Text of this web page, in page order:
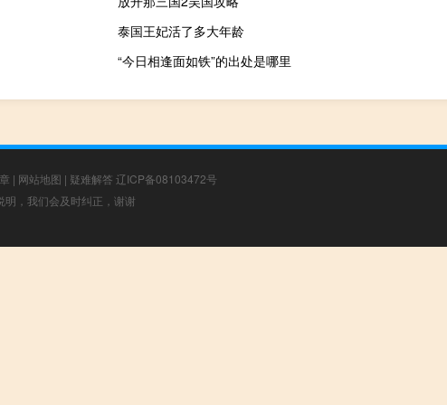
泰国王妃活了多大年龄
“今日相逢面如铁”的出处是哪里
| 网站地图 | 疑难解答 辽ICP备08103472号
，我们会及时纠正，谢谢